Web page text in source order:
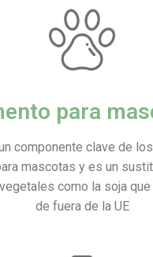
para
componente clave de
mascotas y es un
como la soja
de fuera de la UE